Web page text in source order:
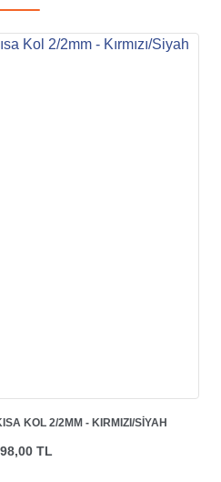
KOL 2/2MM - KIRMIZI/SIYAH
TL